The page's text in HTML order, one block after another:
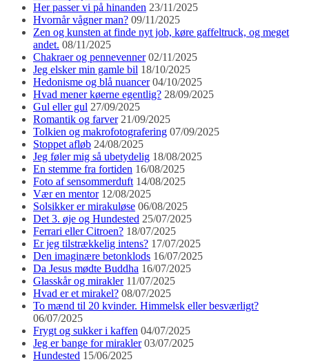
Her passer vi på hinanden 23/11/2025
Hvornår vågner man? 09/11/2025
Zen og kunsten at finde nyt job, køre gaffeltruck, og meget
andet. 08/11/2025
Chakraer og pennevenner 02/11/2025
Jeg elsker min gamle bil 18/10/2025
Hedonisme og blå nuancer 04/10/2025
Hvad mener køerne egentlig? 28/09/2025
Gul eller gul 27/09/2025
Romantik og farver 21/09/2025
Tolkien og makrofotografering 07/09/2025
Stoppet afløb 24/08/2025
Jeg føler mig så ubetydelig 18/08/2025
En stemme fra fortiden 16/08/2025
Foto af sensommerduft 14/08/2025
Vær en mentor 12/08/2025
Solsikker er mirakuløse 06/08/2025
Det 3. øje og Hundested 25/07/2025
Ferrari eller Citroen? 18/07/2025
Er jeg tilstrækkelig intens? 17/07/2025
Den imaginære betonklods 16/07/2025
Da Jesus mødte Buddha 16/07/2025
Glasskår og mirakler 11/07/2025
Hvad er et mirakel? 08/07/2025
To mænd til 20 kvinder. Himmelsk eller besværligt?
06/07/2025
Frygt og sukker i kaffen 04/07/2025
Jeg er bange for mirakler 03/07/2025
Hundested 15/06/2025